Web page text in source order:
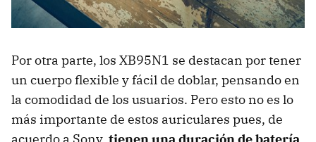
Por otra parte, los XB95N1 se destacan por tener
un cuerpo flexible y fácil de doblar, pensando en
la comodidad de los usuarios. Pero esto no es lo
más importante de estos auriculares pues, de
acuerdo a Sony, tienen una duración de batería